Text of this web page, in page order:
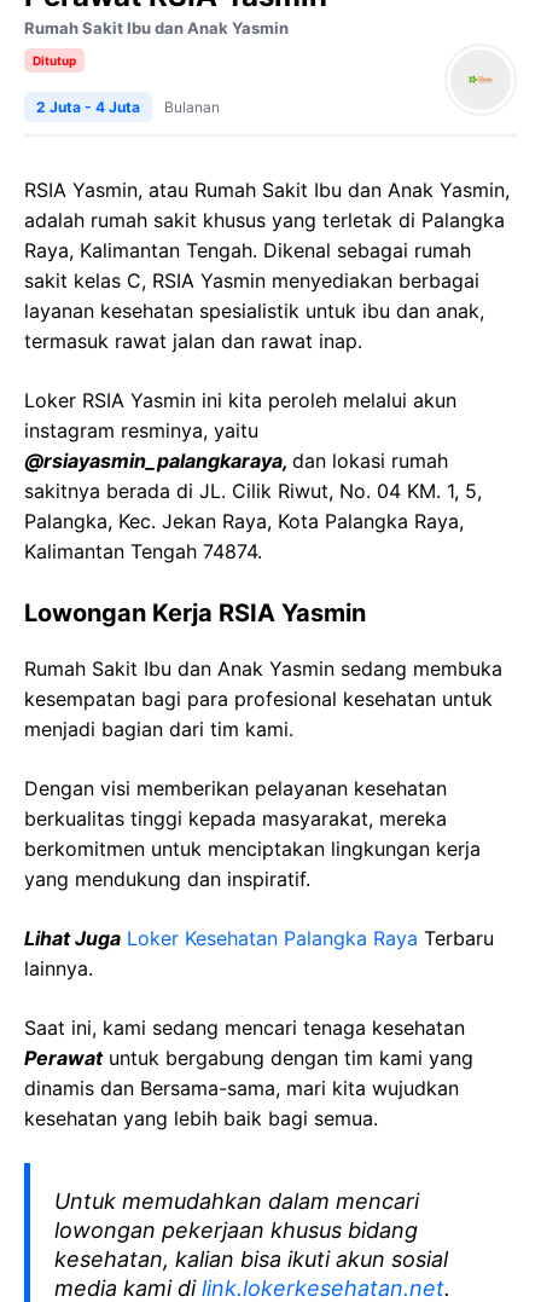
Rumah Sakit Ibu dan Anak Yasmin
Ditutup
2 Juta - 4 Juta Bulanan
RSIA Yasmin, atau Rumah Sakit Ibu dan Anak Yasmin,
adalah rumah sakit khusus yang terletak di Palangka
Raya, Kalimantan Tengah. Dikenal sebagai rumah
sakit kelas C, RSIA Yasmin menyediakan berbagai
layanan kesehatan spesialistik untuk ibu dan anak,
termasuk rawat jalan dan rawat inap.
Loker RSIA Yasmin ini kita peroleh melalui akun
instagram resminya, yaitu
@rsiayasmin_palangkaraya, dan lokasi rumah
sakitnya berada di JL. Cilik Riwut, No. 04 KM. 1, 5,
Palangka, Kec. Jekan Raya, Kota Palangka Raya,
Kalimantan Tengah 74874.
Lowongan Kerja RSIA Yasmin
Rumah Sakit Ibu dan Anak Yasmin sedang membuka
kesempatan bagi para profesional kesehatan untuk
menjadi bagian dari tim kami.
Dengan visi memberikan pelayanan kesehatan
berkualitas tinggi kepada masyarakat, mereka
berkomitmen untuk menciptakan lingkungan kerja
yang mendukung dan inspiratif.
Lihat Juga Loker Kesehatan Palangka Raya Terbaru
lainnya.
Saat ini, kami sedang mencari tenaga kesehatan
Perawatuntuk bergabung dengan tim kami yang
dinamis dan Bersama-sama, mari kita wujudkan
kesehatan yang lebih baik bagi semua.
Untuk memudahkan dalam mencari
lowongan pekerjaan khusus bidang
kesehatan, kalian bisa ikuti akun sosial
media kami dilink.lokerkesehatan.net.